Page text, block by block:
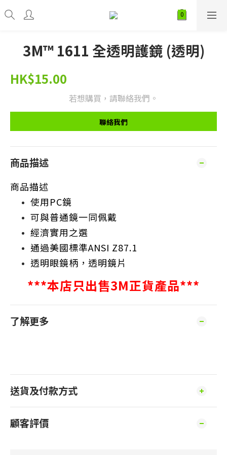
3M™ 1611 全透明護鏡 (透明)
HK$15.00
若想購買，請聯絡我們。
聯絡我們
商品描述
商品描述
使用PC鏡
可與普通鏡一同佩戴
經濟實用之選
通過美國標準ANSI Z87.1
透明眼鏡柄，透明鏡片
***本店只出售3M正貨產品***
了解更多
送貨及付款方式
顧客評價